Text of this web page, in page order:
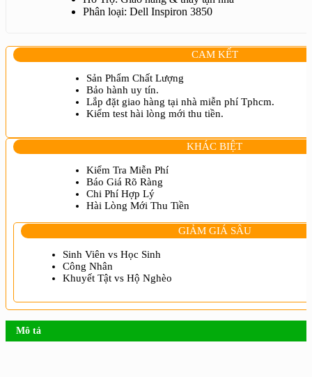
Phân loại: Dell Inspiron 3850
CAM KẾT
Sản Phẩm Chất Lượng
Bảo hành uy tín.
Lắp đặt giao hàng tại nhà miễn phí Tphcm.
Kiểm test hài lòng mới thu tiền.
KHÁC BIỆT
Kiểm Tra Miễn Phí
Báo Giá Rõ Ràng
Chi Phí Hợp Lý
Hài Lòng Mới Thu Tiền
GIẢM GIÁ SÂU
Sinh Viên vs Học Sinh
Công Nhân
Khuyết Tật vs Hộ Nghèo
Mô tả